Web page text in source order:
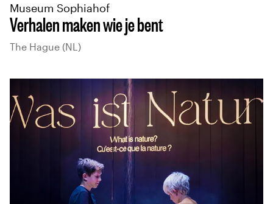
Verhalen maken wie je bent
Museum Sophiahof
The Hague (NL)